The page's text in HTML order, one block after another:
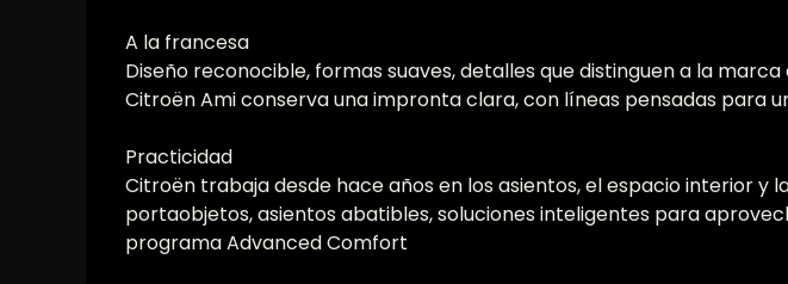
A la francesa
Diseño reconocible, formas suaves, detalles que distinguen a la
Citroën Ami conserva una impronta clara, con líneas pensadas para
Practicidad
Citroën trabaja desde hace años en los asientos, el espacio interior
portaobjetos, asientos abatibles, soluciones inteligentes para
programa Advanced Comfort